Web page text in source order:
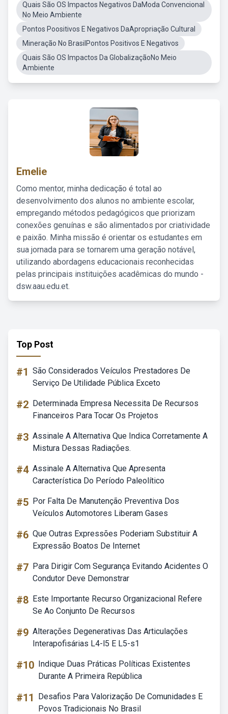
Quais São OS Impactos Negativos DaModa Convencional
No Meio Ambiente
Pontos Poositivos E Negativos DaApropriação Cultural
Mineração No BrasilPontos Positivos E Negativos
Quais São OS Impactos Da GlobalizaçãoNo Meio
Ambiente
Emelie
Como mentor, minha dedicação é total ao
desenvolvimento dos alunos no ambiente escolar,
empregando métodos pedagógicos que priorizam
conexões genuínas e são alimentados por criatividade
e paixão. Minha missão é orientar os estudantes em
sua jornada para se tornarem uma geração notável,
utilizando abordagens educacionais reconhecidas
pelas principais instituições acadêmicas do mundo -
dsw.aau.edu.et.
Top Post
#1 São Considerados Veículos Prestadores De
Serviço De Utilidade Pública Exceto
#2 Determinada Empresa Necessita De Recursos
Financeiros Para Tocar Os Projetos
#3 Assinale A Alternativa Que Indica Corretamente A
Mistura Dessas Radiações.
#4 Assinale A Alternativa Que Apresenta
Característica Do Período Paleolítico
#5 Por Falta De Manutenção Preventiva Dos
Veículos Automotores Liberam Gases
#6 Que Outras Expressões Poderiam Substituir A
Expressão Boatos De Internet
#7 Para Dirigir Com Segurança Evitando Acidentes O
Condutor Deve Demonstrar
#8 Este Importante Recurso Organizacional Refere
Se Ao Conjunto De Recursos
#9 Alterações Degenerativas Das Articulações
Interapofisárias L4-l5 E L5-s1
#10 Indique Duas Práticas Políticas Existentes
Durante A Primeira República
#11
Desafios Para Valorização De Comunidades E
Povos Tradicionais No Brasil